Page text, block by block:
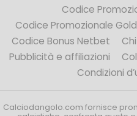
Codice
Codice Promozionale
Codice Bonus Netbet
Pubblicità e affiliazioni
Condizioni
Calciodangolo.com fornisce